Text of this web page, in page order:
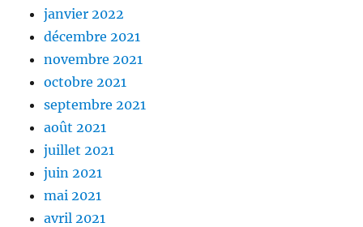
janvier 2022
décembre 2021
novembre 2021
octobre 2021
septembre 2021
août 2021
juillet 2021
juin 2021
mai 2021
avril 2021